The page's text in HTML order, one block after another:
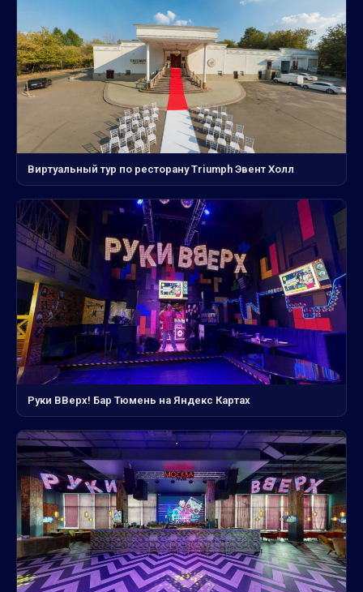
Виртуальный тур по ресторану Triumph Эвент Холл
Руки ВВерх! Бар Тюмень на Яндекс Картах